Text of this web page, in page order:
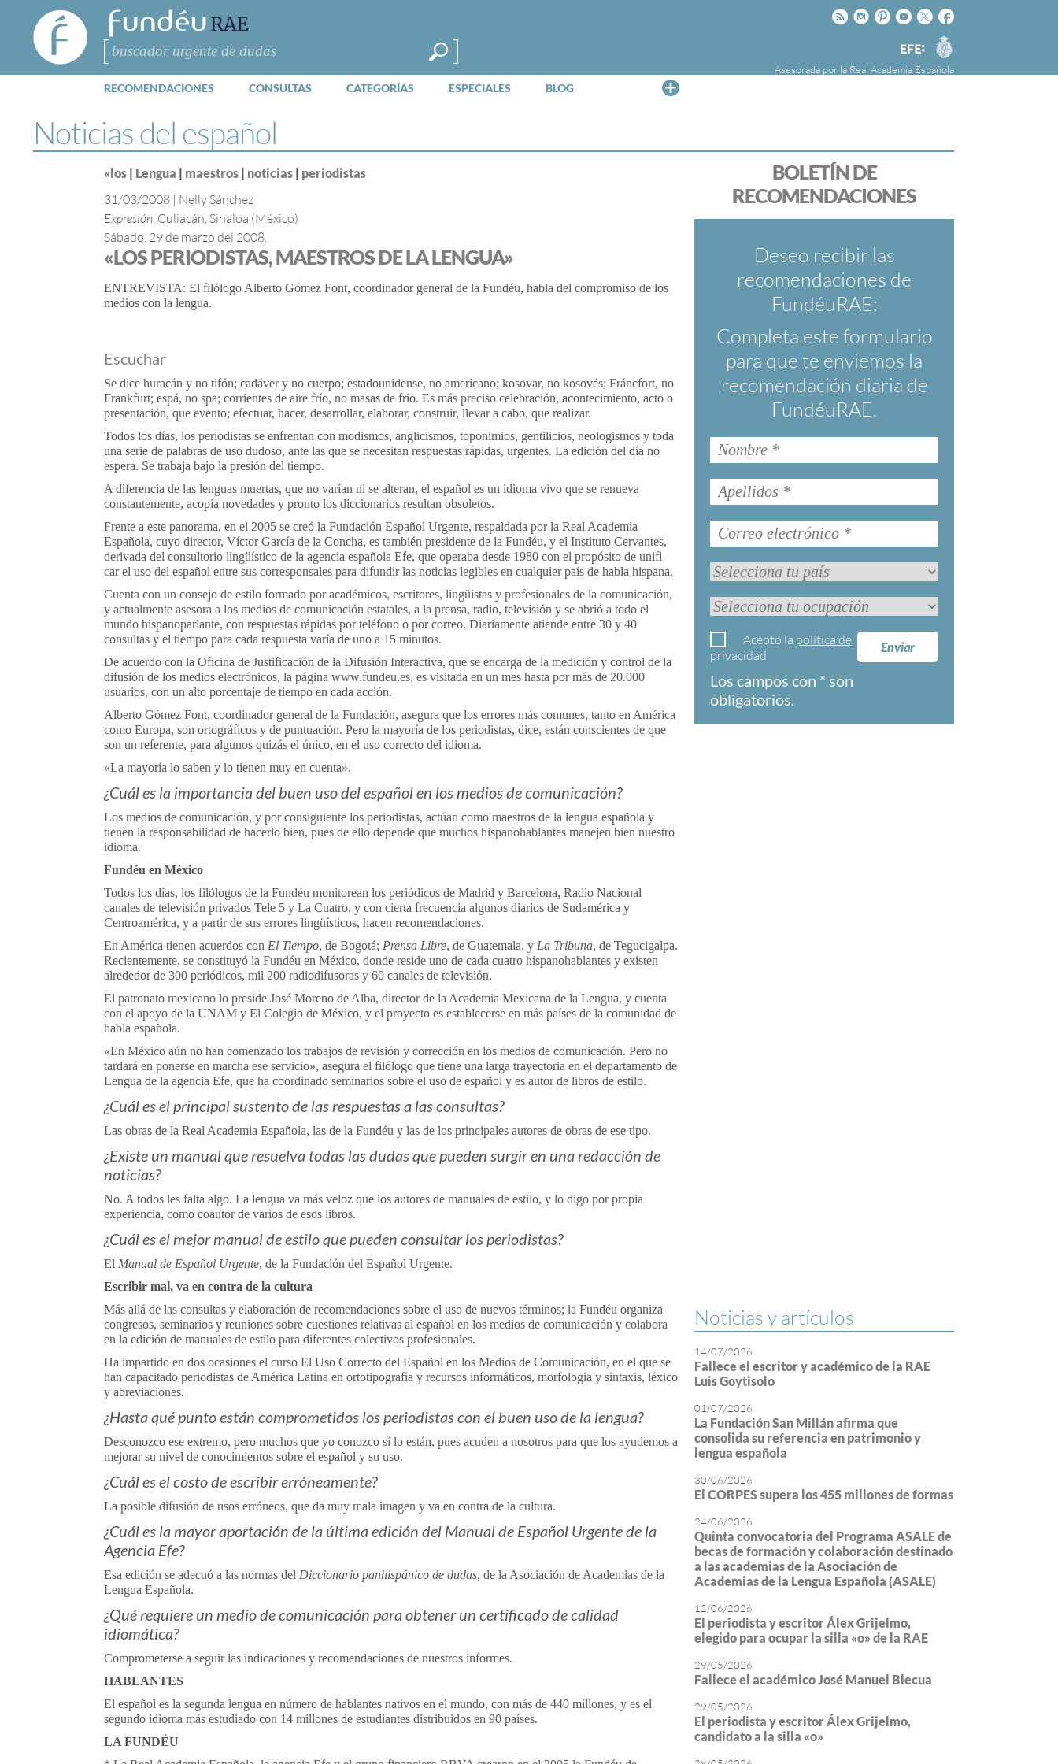
FundéuRAE
- Fundación
del Español
Urgente
Buscar
Facebook
Twitter
Youtube
Pinteres
Instagram
Rss
Agencia
EFE
Asesorada por la Real Academia Española
RECOMENDACIONES CONSULTAS CATEGORÍAS ESPECIALES BLOG
la Agencia Efe y la Real Academia Española,
cuyo objetivo es colaborar con el buen uso del
español en los medios de comunicación y en
Internet.
Noticias del español
BOLETÍN DE
RECOMENDACIONES
Deseo recibir las
recomendaciones de
FundéuRAE:
Completa este formulario
para que te enviemos la
recomendación diaria de
FundéuRAE.
Enviar
Acepto la política de
privacidad
Los campos con * son
obligatorios.
«los | Lengua | maestros | noticias | periodistas
31/03/2008 | Nelly Sánchez
Expresión, Culiacán, Sinaloa (México)
Sábado, 29 de marzo del 2008.
«LOS PERIODISTAS, MAESTROS DE LA LENGUA»
ENTREVISTA: El filólogo Alberto Gómez Font, coordinador general de la Fundéu, habla del compromiso de los
medios con la lengua.
Escuchar
Se dice huracán y no tifón; cadáver y no cuerpo; estadounidense, no americano; kosovar, no kosovés; Fráncfort, no
Frankfurt; espá, no spa; corrientes de aire frío, no masas de frío. Es más preciso celebración, acontecimiento, acto o
presentación, que evento; efectuar, hacer, desarrollar, elaborar, construir, llevar a cabo, que realizar.
Todos los días, los periodistas se enfrentan con modismos, anglicismos, toponimios, gentilicios, neologismos y toda
una serie de palabras de uso dudoso, ante las que se necesitan respuestas rápidas, urgentes. La edición del día no
espera. Se trabaja bajo la presión del tiempo.
A diferencia de las lenguas muertas, que no varían ni se alteran, el español es un idioma vivo que se renueva
constantemente, acopia novedades y pronto los diccionarios resultan obsoletos.
Frente a este panorama, en el 2005 se creó la Fundación Español Urgente, respaldada por la Real Academia
Española, cuyo director, Víctor García de la Concha, es también presidente de la Fundéu, y el Instituto Cervantes,
derivada del consultorio lingüístico de la agencia española Efe, que operaba desde 1980 con el propósito de unifi
car el uso del español entre sus corresponsales para difundir las noticias legibles en cualquier país de habla hispana.
Cuenta con un consejo de estilo formado por académicos, escritores, lingüistas y profesionales de la comunicación,
y actualmente asesora a los medios de comunicación estatales, a la prensa, radio, televisión y se abrió a todo el
mundo hispanoparlante, con respuestas rápidas por teléfono o por correo. Diariamente atiende entre 30 y 40
consultas y el tiempo para cada respuesta varía de uno a 15 minutos.
De acuerdo con la Oficina de Justificación de la Difusión Interactiva, que se encarga de la medición y control de la
difusión de los medios electrónicos, la página www.fundeu.es, es visitada en un mes hasta por más de 20.000
usuarios, con un alto porcentaje de tiempo en cada acción.
Alberto Gómez Font, coordinador general de la Fundación, asegura que los errores más comunes, tanto en América
como Europa, son ortográficos y de puntuación. Pero la mayoría de los periodistas, dice, están conscientes de que
son un referente, para algunos quizás el único, en el uso correcto del idioma.
«La mayoría lo saben y lo tienen muy en cuenta».
¿Cuál es la importancia del buen uso del español en los medios de comunicación?
Los medios de comunicación, y por consiguiente los periodistas, actúan como maestros de la lengua española y
tienen la responsabilidad de hacerlo bien, pues de ello depende que muchos hispanohablantes manejen bien nuestro
idioma.
Fundéu en México
Todos los días, los filólogos de la Fundéu monitorean los periódicos de Madrid y Barcelona, Radio Nacional
canales de televisión privados Tele 5 y La Cuatro, y con cierta frecuencia algunos diarios de Sudamérica y
Centroamérica, y a partir de sus errores lingüísticos, hacen recomendaciones.
En América tienen acuerdos con El Tiempo, de Bogotá; Prensa Libre, de Guatemala, y La Tribuna, de Tegucigalpa.
Recientemente, se constituyó la Fundéu en México, donde reside uno de cada cuatro hispanohablantes y existen
alrededor de 300 periódicos, mil 200 radiodifusoras y 60 canales de televisión.
El patronato mexicano lo preside José Moreno de Alba, director de la Academia Mexicana de la Lengua, y cuenta
con el apoyo de la UNAM y El Colegio de México, y el proyecto es establecerse en más países de la comunidad de
habla española.
«En México aún no han comenzado los trabajos de revisión y corrección en los medios de comunicación. Pero no
tardará en ponerse en marcha ese servicio», asegura el filólogo que tiene una larga trayectoria en el departamento de
Lengua de la agencia Efe, que ha coordinado seminarios sobre el uso de español y es autor de libros de estilo.
¿Cuál es el principal sustento de las respuestas a las consultas?
Las obras de la Real Academia Española, las de la Fundéu y las de los principales autores de obras de ese tipo.
¿Existe un manual que resuelva todas las dudas que pueden surgir en una redacción de
noticias?
No. A todos les falta algo. La lengua va más veloz que los autores de manuales de estilo, y lo digo por propia
experiencia, como coautor de varios de esos libros.
¿Cuál es el mejor manual de estilo que pueden consultar los periodistas?
El Manual de Español Urgente, de la Fundación del Español Urgente.
Escribir mal, va en contra de la cultura
Más allá de las consultas y elaboración de recomendaciones sobre el uso de nuevos términos; la Fundéu organiza
congresos, seminarios y reuniones sobre cuestiones relativas al español en los medios de comunicación y colabora
en la edición de manuales de estilo para diferentes colectivos profesionales.
Ha impartido en dos ocasiones el curso El Uso Correcto del Español en los Medios de Comunicación, en el que se
han capacitado periodistas de América Latina en ortotipografía y recursos informáticos, morfología y sintaxis, léxico
y abreviaciones.
¿Hasta qué punto están comprometidos los periodistas con el buen uso de la lengua?
Desconozco ese extremo, pero muchos que yo conozco sí lo están, pues acuden a nosotros para que los ayudemos a
mejorar su nivel de conocimientos sobre el español y su uso.
¿Cuál es el costo de escribir erróneamente?
La posible difusión de usos erróneos, que da muy mala imagen y va en contra de la cultura.
¿Cuál es la mayor aportación de la última edición del Manual de Español Urgente de la
Agencia Efe?
Esa edición se adecuó a las normas del Diccionario panhispánico de dudas, de la Asociación de Academias de la
Lengua Española.
¿Qué requiere un medio de comunicación para obtener un certificado de calidad
idiomática?
Comprometerse a seguir las indicaciones y recomendaciones de nuestros informes.
HABLANTES
El español es la segunda lengua en número de hablantes nativos en el mundo, con más de 440 millones, y es el
segundo idioma más estudiado con 14 millones de estudiantes distribuidos en 90 países.
LA FUNDÉU
Noticias y artículos
14/07/2026
Fallece el escritor y académico de la RAE
Luis Goytisolo
01/07/2026
La Fundación San Millán afirma que
consolida su referencia en patrimonio y
lengua española
30/06/2026
El CORPES supera los 455 millones de formas
24/06/2026
Quinta convocatoria del Programa ASALE de
becas de formación y colaboración destinado
a las academias de la Asociación de
Academias de la Lengua Española (ASALE)
12/06/2026
El periodista y escritor Álex Grijelmo,
elegido para ocupar la silla «o» de la RAE
29/05/2026
Fallece el académico José Manuel Blecua
29/05/2026
El periodista y escritor Álex Grijelmo,
candidato a la silla «o»